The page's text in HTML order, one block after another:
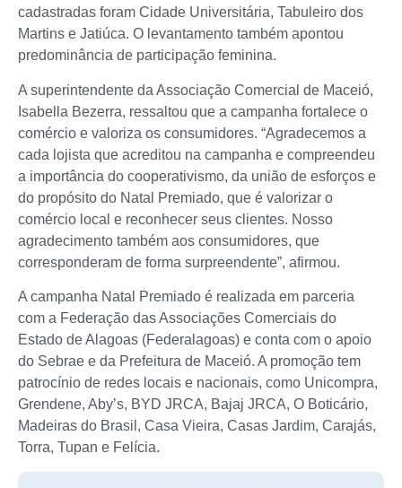
cadastradas foram Cidade Universitária, Tabuleiro dos
Martins e Jatiúca. O levantamento também apontou
predominância de participação feminina.
A superintendente da Associação Comercial de Maceió,
Isabella Bezerra, ressaltou que a campanha fortalece o
comércio e valoriza os consumidores. “Agradecemos a
cada lojista que acreditou na campanha e compreendeu
a importância do cooperativismo, da união de esforços e
do propósito do Natal Premiado, que é valorizar o
comércio local e reconhecer seus clientes. Nosso
agradecimento também aos consumidores, que
corresponderam de forma surpreendente”, afirmou.
A campanha Natal Premiado é realizada em parceria
com a Federação das Associações Comerciais do
Estado de Alagoas (Federalagoas) e conta com o apoio
do Sebrae e da Prefeitura de Maceió. A promoção tem
patrocínio de redes locais e nacionais, como Unicompra,
Grendene, Aby’s, BYD JRCA, Bajaj JRCA, O Boticário,
Madeiras do Brasil, Casa Vieira, Casas Jardim, Carajás,
Torra, Tupan e Felícia.